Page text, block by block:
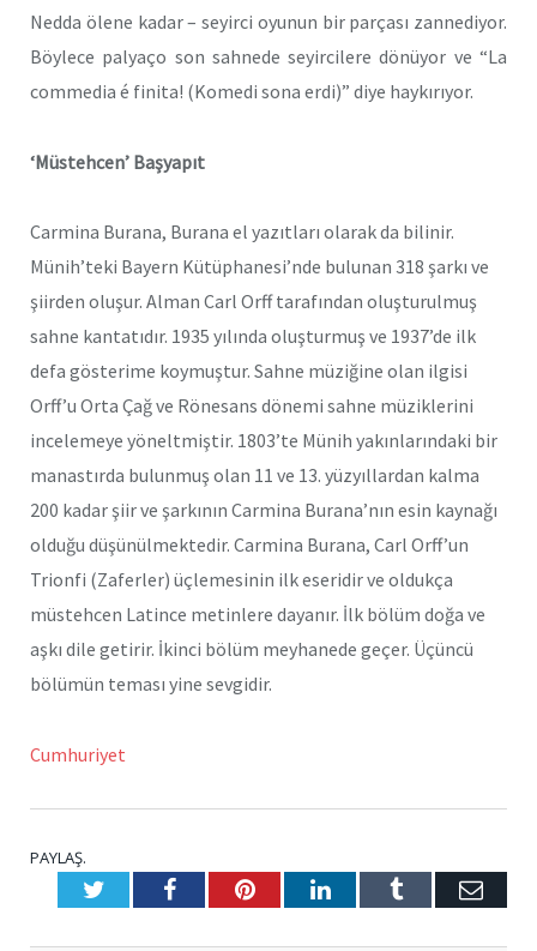
Nedda ölene kadar – seyirci oyunun bir parçası zannediyor.
Böylece palyaço son sahnede seyircilere dönüyor ve “La
commedia é finita! (Komedi sona erdi)” diye haykırıyor.
‘Müstehcen’ Başyapıt
Carmina Burana, Burana el yazıtları olarak da bilinir.
Münih’teki Bayern Kütüphanesi’nde bulunan 318 şarkı ve
şiirden oluşur. Alman Carl Orff tarafından oluşturulmuş
sahne kantatıdır. 1935 yılında oluşturmuş ve 1937’de ilk
defa gösterime koymuştur. Sahne müziğine olan ilgisi
Orff’u Orta Çağ ve Rönesans dönemi sahne müziklerini
incelemeye yöneltmiştir. 1803’te Münih yakınlarındaki bir
manastırda bulunmuş olan 11 ve 13. yüzyıllardan kalma
200 kadar şiir ve şarkının Carmina Burana’nın esin kaynağı
olduğu düşünülmektedir. Carmina Burana, Carl Orff’un
Trionfi (Zaferler) üçlemesinin ilk eseridir ve oldukça
müstehcen Latince metinlere dayanır. İlk bölüm doğa ve
aşkı dile getirir. İkinci bölüm meyhanede geçer. Üçüncü
bölümün teması yine sevgidir.
Cumhuriyet
PAYLAŞ.
TwitterFacebookPinterestLinkedInTumblr E-